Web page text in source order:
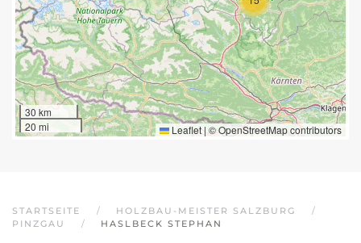
30 km
20 mi
Leaflet | ©OpenStreetMapcontributors
STARTSEITE
HOLZBAU-MEISTER SALZBURG
PINZGAU
HASLBECK STEPHAN